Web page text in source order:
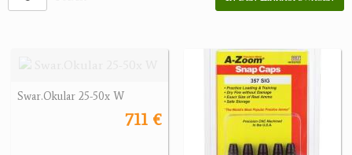
Swar.Okular 25-50x W
711 €